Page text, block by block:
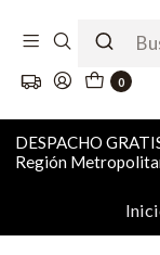
0
DESPACHO
Región